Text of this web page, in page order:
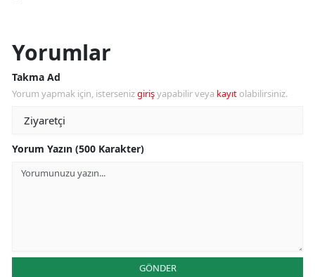
Yorumlar
Takma Ad
Yorum yapmak için, istersenizgirişyapabilir veya kayıt olabilirsiniz.
Yorum Yazın (500 Karakter)
GÖNDER